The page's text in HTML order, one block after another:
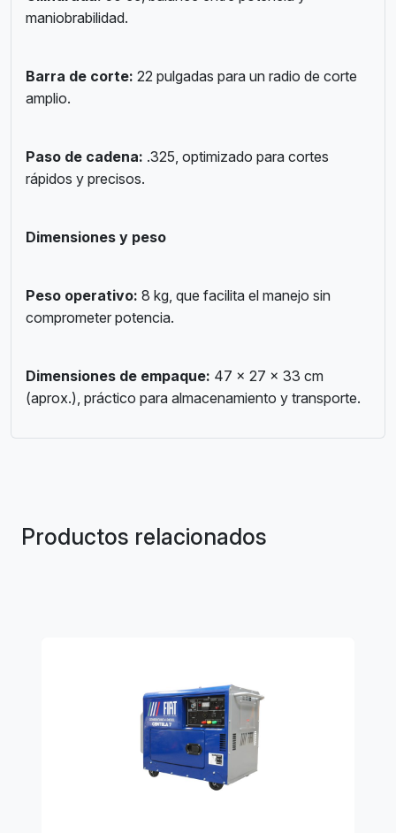
maniobrabilidad.
Barra de corte: 22 pulgadas para un radio de corte
amplio.
Paso de cadena: .325, optimizado para cortes
rápidos y precisos.
Dimensiones y peso
Peso operativo: 8 kg, que facilita el manejo sin
comprometer potencia.
Dimensiones de empaque: 47 × 27 × 33 cm
(aprox.), práctico para almacenamiento y transporte.
Productos relacionados